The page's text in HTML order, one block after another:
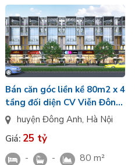
Bán căn góc liền kề 80m2 x 4
tầng đối diện CV Viễn Đông
hướng Tây Nam khu Thịnh
Vượng Vin Cổ Loa
huyện Đông Anh, Hà Nội
Giá: 25 tỷ
- - 80 m²